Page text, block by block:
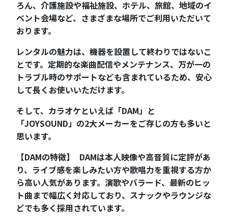
ろん、介護施設や福祉施設、ホテル、旅館、地域のイ
ベント会場など、さまざまな場所でご利用いただいて
おります。
レンタルの魅力は、機器を設置して終わりではないこ
とです。定期的な楽曲配信やメンテナンス、万が一の
トラブル時のサポートなども含まれているため、安心
して長くお使いいただけます。
そして、カラオケといえば「DAM」と
「JOYSOUND」の2大メーカーをご存じの方も多いと
思います。
【DAMの特徴】 DAMは本人映像や高音質に定評があ
り、ライブ感を楽しみたい方や歌唱力を重視する方か
ら高い人気があります。演歌やバラード、最新のヒッ
ト曲まで幅広く対応しており、スナックやラウンジな
どでも多く採用されています。